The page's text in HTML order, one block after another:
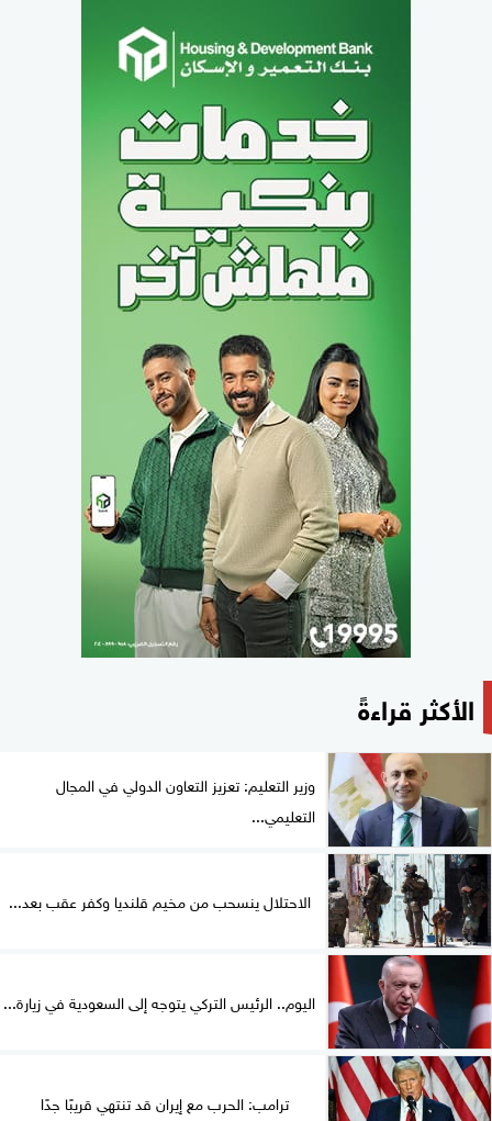
الأكثر قراءةً
وزير التعليم: تعزيز التعاون الدولي في المجال
التعليمي...
الاحتلال ينسحب من مخيم قلنديا وكفر عقب بعد...
اليوم.. الرئيس التركي يتوجه إلى السعودية في زيارة...
ترامب: الحرب مع إيران قد تنتهي قريبًا جدًا